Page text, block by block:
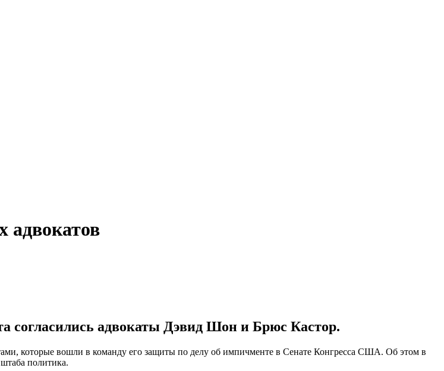
адвокатов
согласились адвокаты Дэвид Шон и Брюс Кастор.
которые вошли в команду его защиты по делу об импичменте в Сенате Конгресса США. Об этом в
политика.